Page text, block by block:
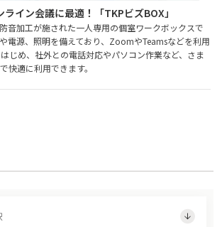
イン会議に最適！「TKPビズBOX」
防音加工が施された一人専用の個室ワークボックスで
電源、照明を備えており、ZoomやTeamsなどを利用
じめ、社外との電話対応やパソコン作業など、さま
快適に利用できます。